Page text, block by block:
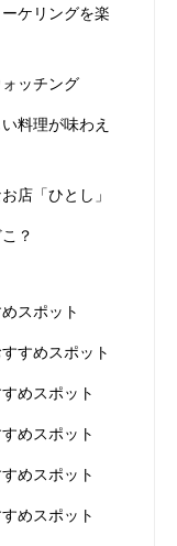
ケリングを楽
ッチング
料理が味わえ
店「ひとし」
？
スポット
すめスポット
めスポット
めスポット
めスポット
めスポット